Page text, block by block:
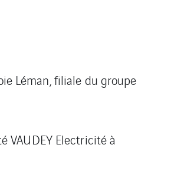
Léman, filiale du groupe
VAUDEY Electricité à